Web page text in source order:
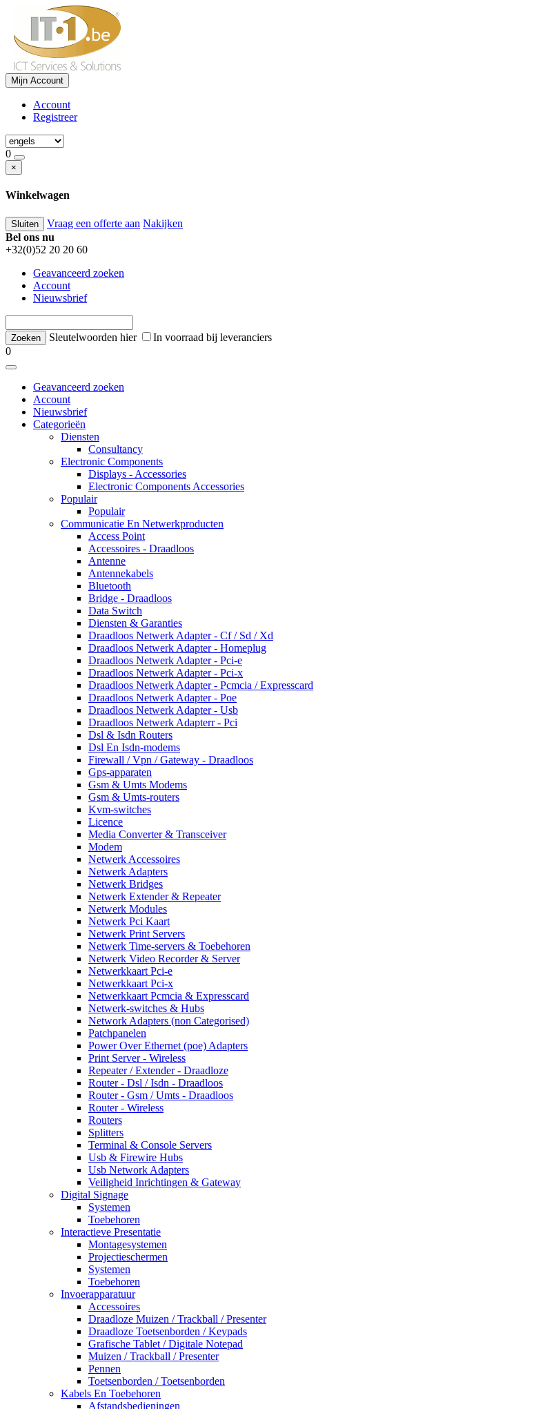
Mijn Account
Account
Registreer
0
×
Winkelwagen
Sluiten Vraag een offerte aan Nakijken
Bel ons nu
+32(0)52 20 20 60
Geavanceerd zoeken
Account
Nieuwsbrief
Sleutelwoorden hier
In voorraad bij leveranciers
0
Geavanceerd zoeken
Account
Nieuwsbrief
Categorieën
Diensten
Consultancy
Electronic Components
Displays - Accessories
Electronic Components Accessories
Populair
Populair
Communicatie En Netwerkproducten
Access Point
Accessoires - Draadloos
Antenne
Antennekabels
Bluetooth
Bridge - Draadloos
Data Switch
Diensten & Garanties
Draadloos Netwerk Adapter - Cf / Sd / Xd
Draadloos Netwerk Adapter - Homeplug
Draadloos Netwerk Adapter - Pci-e
Draadloos Netwerk Adapter - Pci-x
Draadloos Netwerk Adapter - Pcmcia / Expresscard
Draadloos Netwerk Adapter - Poe
Draadloos Netwerk Adapter - Usb
Draadloos Netwerk Adapterr - Pci
Dsl & Isdn Routers
Dsl En Isdn-modems
Firewall / Vpn / Gateway - Draadloos
Gps-apparaten
Gsm & Umts Modems
Gsm & Umts-routers
Kvm-switches
Licence
Media Converter & Transceiver
Modem
Netwerk Accessoires
Netwerk Adapters
Netwerk Bridges
Netwerk Extender & Repeater
Netwerk Modules
Netwerk Pci Kaart
Netwerk Print Servers
Netwerk Time-servers & Toebehoren
Netwerk Video Recorder & Server
Netwerkkaart Pci-e
Netwerkkaart Pci-x
Netwerkkaart Pcmcia & Expresscard
Netwerk-switches & Hubs
Network Adapters (non Categorised)
Patchpanelen
Power Over Ethernet (poe) Adapters
Print Server - Wireless
Repeater / Extender - Draadloze
Router - Dsl / Isdn - Draadloos
Router - Gsm / Umts - Draadloos
Router - Wireless
Routers
Splitters
Terminal & Console Servers
Usb & Firewire Hubs
Usb Network Adapters
Veiligheid Inrichtingen & Gateway
Digital Signage
Systemen
Toebehoren
Interactieve Presentatie
Montagesystemen
Projectieschermen
Systemen
Toebehoren
Invoerapparatuur
Accessoires
Draadloze Muizen / Trackball / Presenter
Draadloze Toetsenborden / Keypads
Grafische Tablet / Digitale Notepad
Muizen / Trackball / Presenter
Pennen
Toetsenborden / Toetsenborden
Kabels En Toebehoren
Afstandsbedieningen